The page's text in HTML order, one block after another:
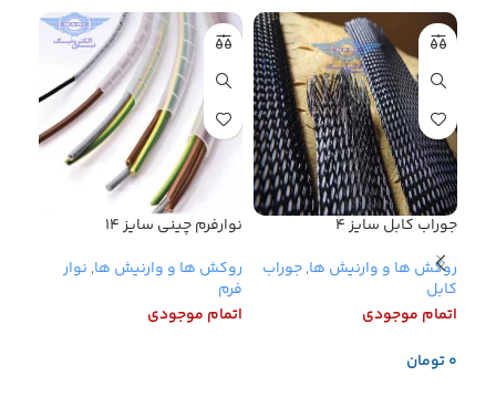
جوراب کابل سایز ۴
روکش ها و وارنیش ها,جوراب
کابل
اتمام موجودی
تومان
نوارفرم چینی سایز ۱۴
روکش ها و وارنیش ها, نوار
فرم
اتمام موجودی